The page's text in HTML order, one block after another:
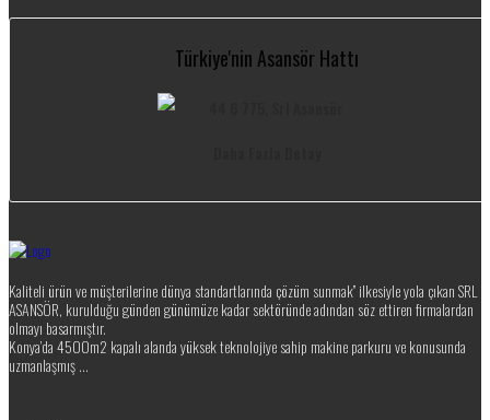
Türkiye'nin Asansör Hattı
Kaliteli ürün ve müşterilerine dünya standartlarında çözüm sunmak” ilkesiyle yola çıkan SRL
ASANSÖR, kurulduğu günden günümüze kadar sektöründe adından söz ettiren firmalardan
olmayı basarmıştır.
Konya’da 4500m2 kapalı alanda yüksek teknolojiye sahip makine parkuru ve konusunda
uzmanlaşmış ...